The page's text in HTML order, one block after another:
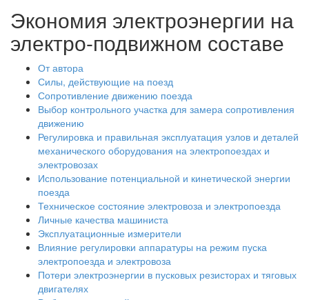
Экономия электроэнергии на
электро-подвижном составе
От автора
Силы, действующие на поезд
Сопротивление движению поезда
Выбор контрольного участка для замера сопротивления
движению
Регулировка и правильная эксплуатация узлов и деталей
механического оборудования на электропоездах и
электровозах
Использование потенциальной и кинетической энергии
поезда
Техническое состояние электровоза и электропоезда
Личные качества машиниста
Эксплуатационные измерители
Влияние регулировки аппаратуры на режим пуска
электропоезда и электровоза
Потери электроэнергии в пусковых резисторах и тяговых
двигателях